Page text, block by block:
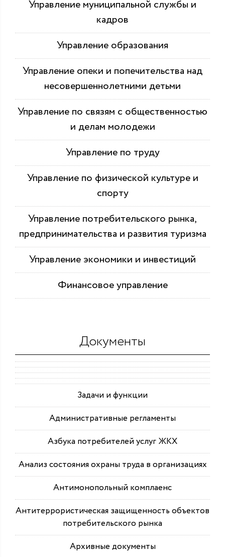
Управление муниципальной службы и
кадров
Управление образования
Управление опеки и попечительства над
несовершеннолетними детьми
Управление по связям с общественностью
и делам молодежи
Управление по труду
Управление по физической культуре и
спорту
Управление потребительского рынка,
предпринимательства и развития туризма
Управление экономики и инвестиций
Финансовое управление
Документы
Задачи и функции
Административные регламенты
Азбука потребителей услуг ЖКХ
Анализ состояния охраны труда в организациях
Антимонопольный комплаенс
Антитеррористическая защищенность объектов
потребительского рынка
Архивные документы